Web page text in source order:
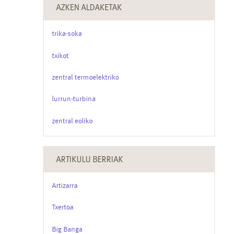
AZKEN ALDAKETAK
trika-soka
txikot
zentral termoelektriko
lurrun-turbina
zentral eoliko
ARTIKULU BERRIAK
Artizarra
Txertoa
Big Banga